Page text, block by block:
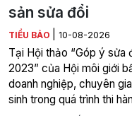
sản sửa đổi
TIỂU BẢO 10-08-2026
Tại Hội thảo “Góp ý sửa
2023” của Hội môi giới
doanh nghiệp, chuyên
sinh trong quá trình thi